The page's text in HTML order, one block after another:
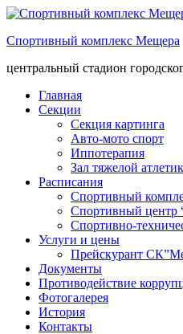
Спортивный комплекс Мещера
центральный стадион
Главная
Секции
Секция картинга
Авто-мото спорт
Иппотерапия
Зал тяжелой
Расписания
Спортивный
Спортивный центр
Спортивно-
Услуги и цены
Прейскурант
Документы
Противодействие
Фотогалерея
История
Контакты